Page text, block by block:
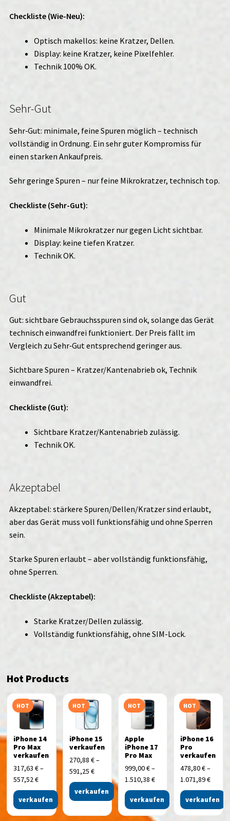
Checkliste (Wie-Neu):
Optisch makellos: keine Kratzer, Dellen.
Display: keine Kratzer, keine Pixelfehler.
Technik 100% OK.
Sehr-Gut
Sehr‑Gut: minimale, feine Spuren möglich – technisch
vollständig in Ordnung. Ein sehr guter Kompromiss für
einen starken Ankaufpreis.
Sehr geringe Spuren – nur feine Mikrokratzer, technisch top.
Checkliste (Sehr-Gut):
Minimale Mikrokratzer nur gegen Licht sichtbar.
Display: keine tiefen Kratzer.
Technik OK.
Gut
Gut: sichtbare Gebrauchsspuren sind ok, solange das Gerät
technisch einwandfrei funktioniert. Der Preis fällt im
Vergleich zu Sehr‑Gut entsprechend geringer aus.
Sichtbare Spuren – Kratzer/Kantenabrieb ok, Technik
einwandfrei.
Checkliste (Gut):
Sichtbare Kratzer/Kantenabrieb zulässig.
Technik OK.
Akzeptabel
Akzeptabel: stärkere Spuren/Dellen/Kratzer sind erlaubt,
aber das Gerät muss voll funktionsfähig und ohne Sperren
sein.
Starke Spuren erlaubt – aber vollständig funktionsfähig,
ohne Sperren.
Checkliste (Akzeptabel):
Starke Kratzer/Dellen zulässig.
Vollständig funktionsfähig, ohne SIM-Lock.
Hot Products
HOT
iPhone 14
Pro Max
verkaufen
317,63€–
557,52€
verkaufen
HOT
iPhone 15
verkaufen
270,88 €–
591,25 €
verkaufen
HOT
Apple
iPhone 17
Pro Max
999,00€–
1.510,38 €
verkaufen
HOT
iPhone 16
Pro
verkaufen
478,80€–
1.071,89€
verkaufen